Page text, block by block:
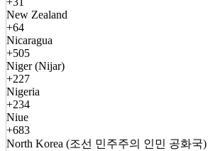
New Zealand
+64
Nicaragua
+505
Niger (Nijar)
+227
Nigeria
+234
Niue
+683
North Korea (조선 민주주의 인민 공화국)